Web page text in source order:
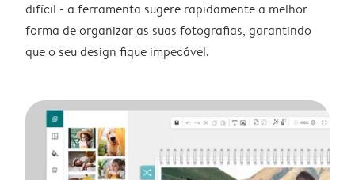
difícil - a ferramenta sugere rapidamente a melhor
forma de organizar as suas fotografias, garantindo
que o seu design fique impecável.